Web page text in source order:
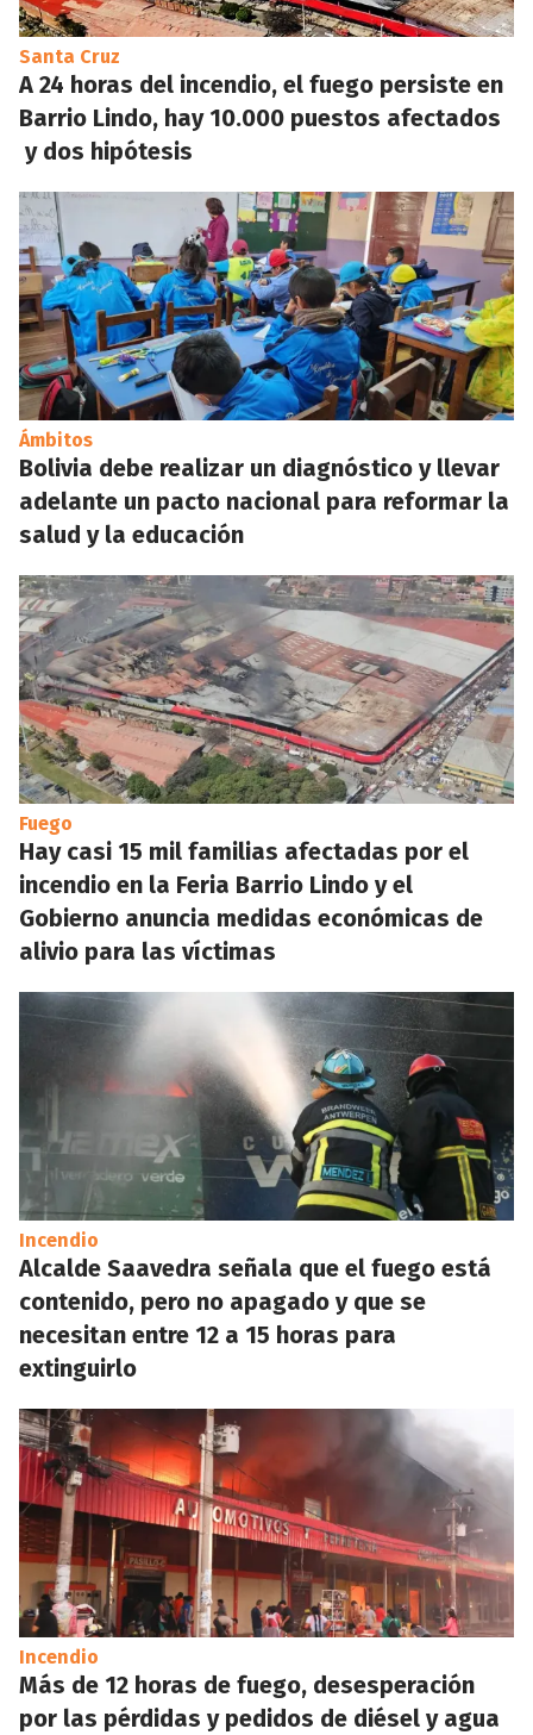
Santa Cruz
A 24 horas del incendio, el fuego persiste en
Barrio Lindo, hay 10.000 puestos afectados
y dos hipótesis
Ámbitos
Bolivia debe realizar un diagnóstico y llevar
adelante un pacto nacional para reformar la
salud y la educación
Fuego
Hay casi 15 mil familias afectadas por el
incendio en la Feria Barrio Lindo y el
Gobierno anuncia medidas económicas de
alivio para las víctimas
Incendio
Alcalde Saavedra señala que el fuego está
contenido, pero no apagado y que se
necesitan entre 12 a 15 horas para
extinguirlo
Incendio
Más de 12 horas de fuego, desesperación
por las pérdidas y pedidos de diésel y agua